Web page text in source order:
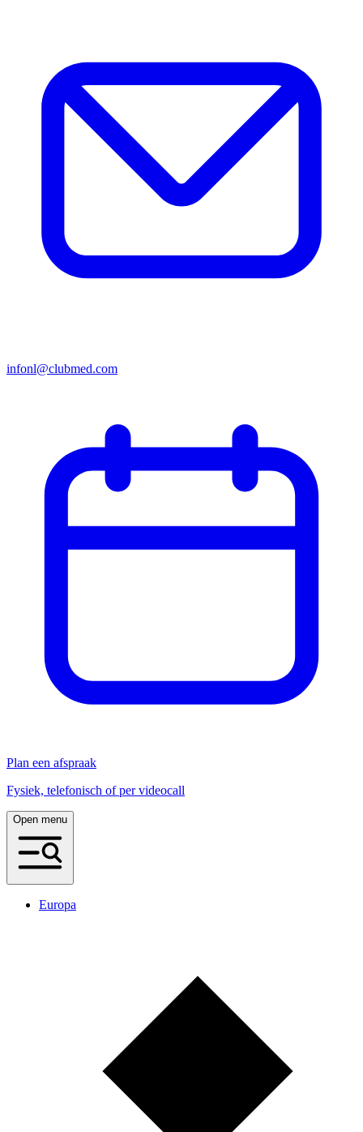
infonl@clubmed.com
Plan een afspraak
Fysiek, telefonisch of per videocall
Open menu
Europa